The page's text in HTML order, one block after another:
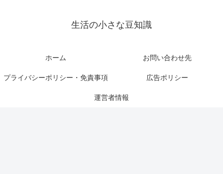
生活の小さな豆知識
ホーム お問い合わせ先
プライバシーポリシー・免責事項 広告ポリシー
運営者情報